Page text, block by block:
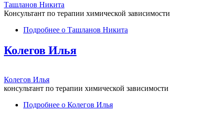
Ташланов Никита
Консультант по терапии химической зависимости
Подробнее о Ташланов Никита
Колегов Илья
Колегов Илья
консультант по терапии химической зависимости
Подробнее о Колегов Илья